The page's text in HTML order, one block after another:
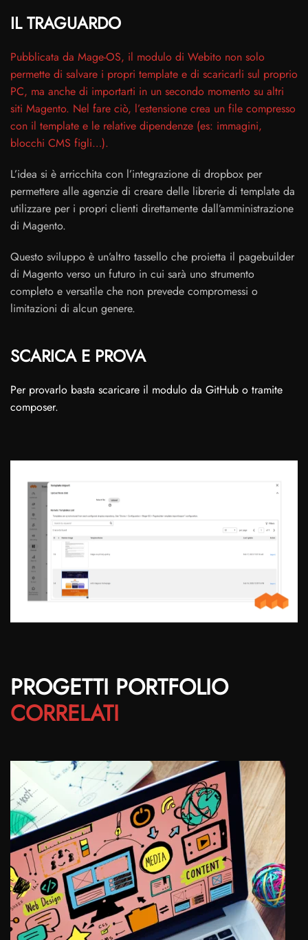
IL TRAGUARDO
Pubblicata da Mage-OS, il modulo di Webito non solo
permette di salvare i propri template e di scaricarli sul proprio
PC, ma anche di importarti in un secondo momento su altri
siti Magento. Nel fare ciò, l’estensione crea un file compresso
con il template e le relative dipendenze (es: immagini,
blocchi CMS figli…).
L’idea si è arricchita con l’integrazione di dropbox per
permettere alle agenzie di creare delle librerie di template da
utilizzare per i propri clienti direttamente dall’amministrazione
di Magento.
Questo sviluppo è un’altro tassello che proietta il pagebuilder
di Magento verso un futuro in cui sarà uno strumento
completo e versatile che non prevede compromessi o
limitazioni di alcun genere.
SCARICA E PROVA
Per provarlo basta scaricare il modulo da GitHub o tramite
composer.
PROGETTI PORTFOLIO
CORRELATI